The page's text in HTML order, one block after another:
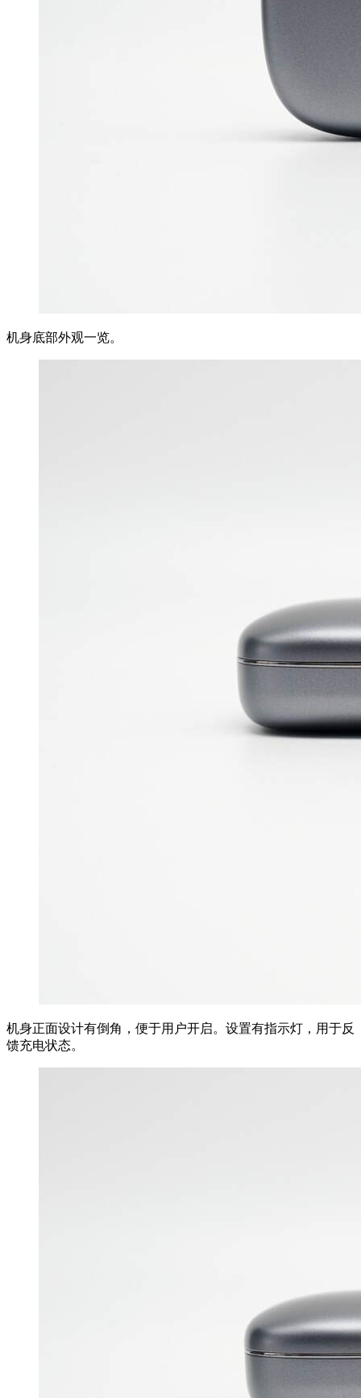
机身底部外观一览。
机身正面设计有倒角，便于用户开启。设置有指示灯，用于反
馈充电状态。